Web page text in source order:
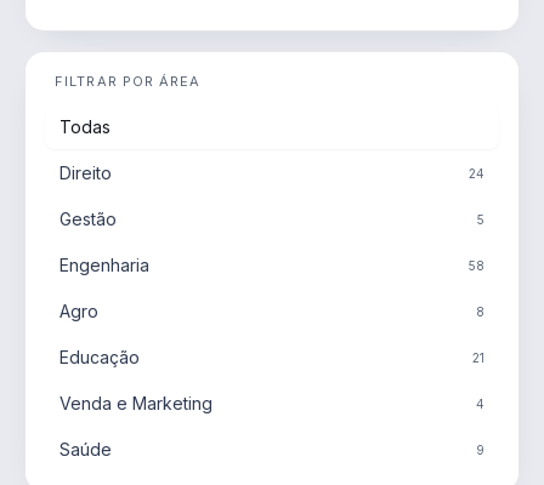
FILTRAR POR ÁREA
Todas
Direito 24
Gestão 5
Engenharia 58
Agro 8
Educação 21
Venda e Marketing 4
Saúde 9